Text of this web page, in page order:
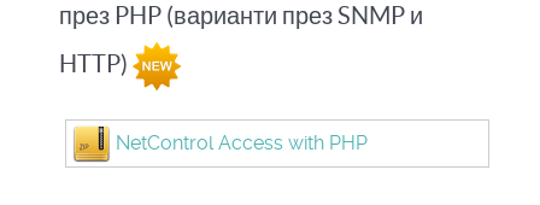
през PHP (варианти през SNMP и
HTTP)
NetControl Access with PHP